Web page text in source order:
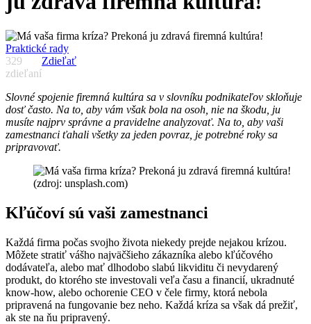
Praktické rady
329
zdieľaní
Zdieľať
Slovné spojenie firemná kultúra sa v slovníku podnikateľov skloňuje
dosť často. Na to, aby vám však bola na osoh, nie na škodu, ju
musíte najprv správne a pravidelne analyzovať. Na to, aby vaši
zamestnanci ťahali všetky za jeden povraz, je potrebné roky sa
pripravovať.
(zdroj: unsplash.com)
Kľúčoví sú vaši zamestnanci
Každá firma počas svojho života niekedy prejde nejakou krízou.
Môžete stratiť vášho najväčšieho zákazníka alebo kľúčového
dodávateľa, alebo mať dlhodobo slabú likviditu či nevydarený
produkt, do ktorého ste investovali veľa času a financií, ukradnuté
know-how, alebo ochorenie CEO v čele firmy, ktorá nebola
pripravená na fungovanie bez neho. Každá kríza sa však dá prežiť,
ak ste na ňu pripravený.